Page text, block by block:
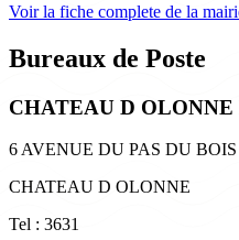
Voir la fiche complete de la
Bureaux de Poste
CHATEAU D OLONNE
6 AVENUE DU PAS DU BOIS
CHATEAU D OLONNE
Tel : 3631